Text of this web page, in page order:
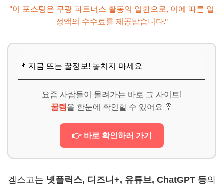
"이 포스팅은 쿠팡 파트너스 활동의 일환으로, 이에 따른 일
정액의 수수료를 제공받습니다."
📌 지금 뜨는 꿀정보! 놓치지 마세요
요즘 사람들이 몰려가는 바로 그 사이트!
꿀템 을 한눈에 확인할 수 있어요 🍭
👉 바로 확인하러 가기
겜스고는 넷플릭스, 디즈니+, 유튜브, ChatGPT 등의